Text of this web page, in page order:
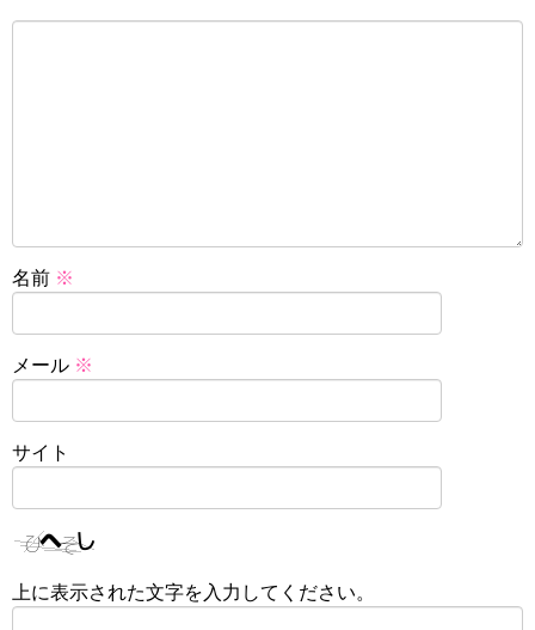
名前 ※
メール ※
サイト
上に表示された文字を入力してください。